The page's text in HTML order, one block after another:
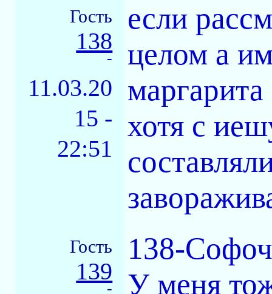
Гость
138
-
11.03.20
15 -
22:51
если
целом а
хотя с
Гость
139
-
138-
У меня